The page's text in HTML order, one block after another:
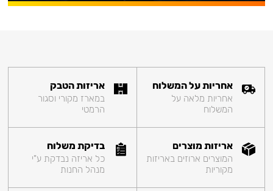
אחריות על המשלוח
אחריות מלאה על
המשלוח
אריזות הטבק
במארז מקורי וסגור
הרמטי
אריזות מוצרים
המוצרים ארוזים באריזות
מקוריות
בדיקת משלוח
כל אריזה נבדקת ע"י
מנהל החנות